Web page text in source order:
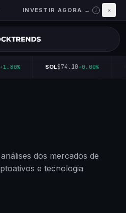
INVESTIR AGORA → i ×
SOL$74.10+0.00%
dos mercados de
e tecnologia